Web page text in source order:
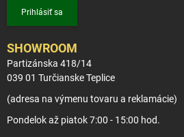
Prihlásiť sa
SHOWROOM
Partizánska 418/14
039 01 Turčianske Teplice
(adresa na výmenu tovaru a reklamácie)
Pondelok až piatok 7:00 - 15:00 hod.